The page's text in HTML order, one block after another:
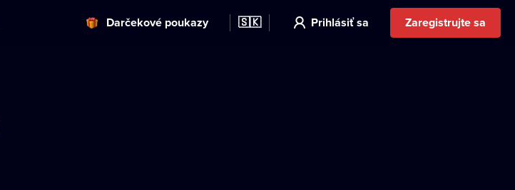
Darčekové poukazy 🇸🇰 Prihlásiť sa Zaregistrujte sa